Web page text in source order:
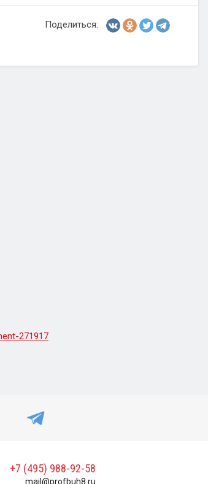
Поделиться:
271917
+7 (495) 988-92-58
mail@profbuh8.ru